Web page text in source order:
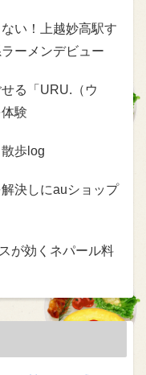
い！上越妙高駅す
ーメンデビュー
る「URU.（ウ
験
歩log
決しにauショップ
が効くネパール料